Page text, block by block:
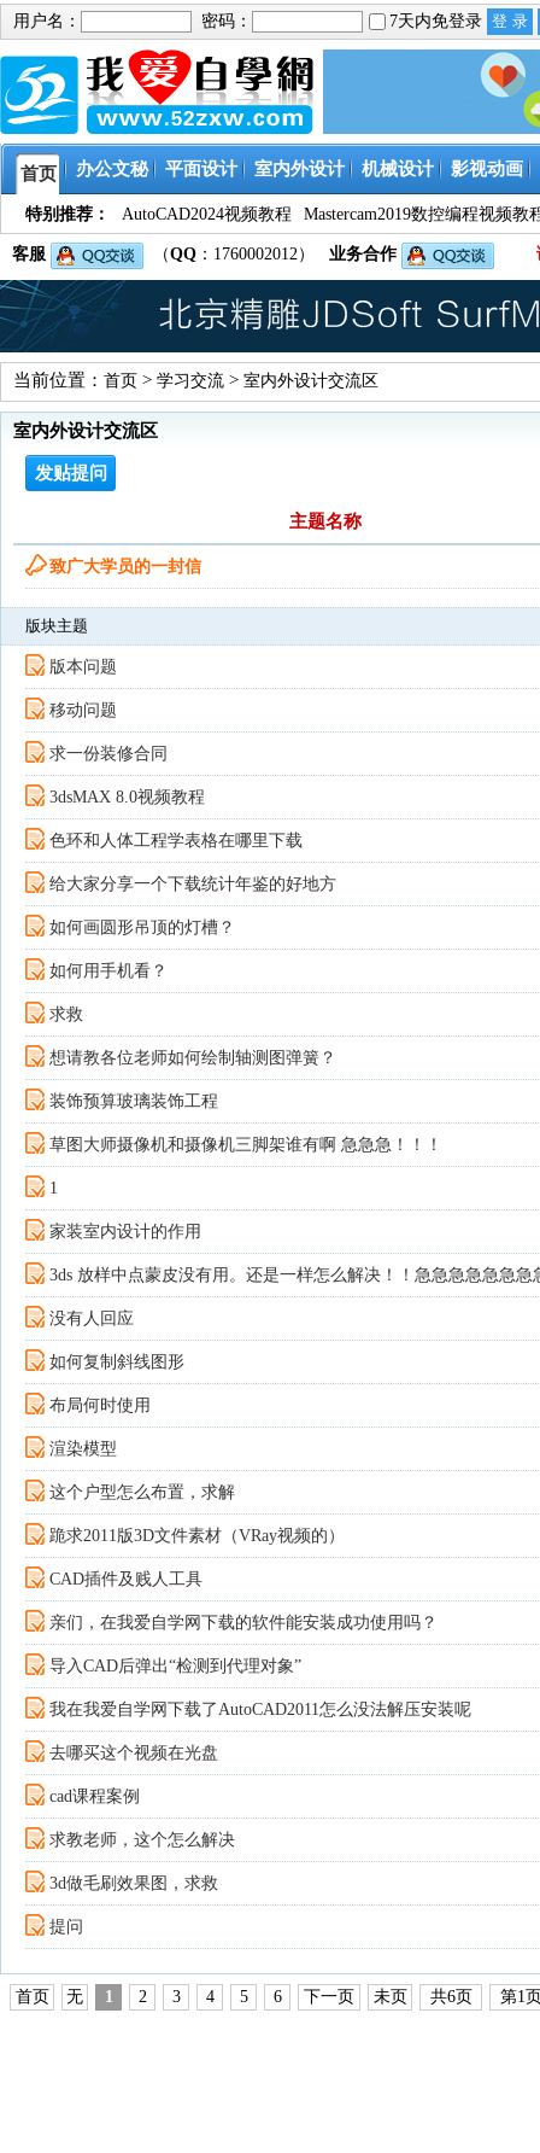
用户名： 密码： 7天内免登录
首页 办公文秘 平面设计 室内外设计 机械设计 影视动画
特别推荐： AutoCAD2024视频教程 Mastercam2019数控编程视频教
客服 （QQ ：1760002012） 业务合作
当前位置： 首页 > 学习交流 > 室内外设计交流区
室内外设计交流区
发贴提问
主题名称
致广大学员的一封信
版块主题
版本问题
移动问题
求一份装修合同
3dsMAX 8.0视频教程
色环和人体工程学表格在哪里下载
给大家分享一个下载统计年鉴的好地方
如何画圆形吊顶的灯槽？
如何用手机看？
求救
想请教各位老师如何绘制轴测图弹簧？
装饰预算玻璃装饰工程
草图大师摄像机和摄像机三脚架谁有啊 急急急！！！
1
家装室内设计的作用
3ds 放样中点蒙皮没有用。还是一样怎么解决！！急急急急急急急
没有人回应
如何复制斜线图形
布局何时使用
渲染模型
这个户型怎么布置，求解
跪求2011版3D文件素材（VRay视频的）
CAD插件及贱人工具
亲们，在我爱自学网下载的软件能安装成功使用吗？
导入CAD后弹出“检测到代理对象”
我在我爱自学网下载了AutoCAD2011怎么没法解压安装呢
去哪买这个视频在光盘
cad课程案例
求教老师，这个怎么解决
3d做毛刷效果图，求救
提问
首页 无 1 2 3 4 5 6 下一页 未页 共6页 第1